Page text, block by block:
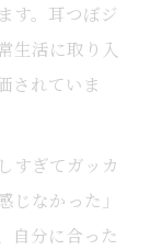
す。耳つぼジ
生活に取り入
されていま
すぎてガッカ
じなかった」
自分に合った